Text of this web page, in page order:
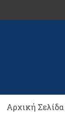
Αρχική Σελίδα